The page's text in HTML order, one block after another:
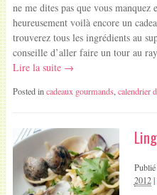
ne me dites pas que vous manquez
heureusement voilà encore un
trouverez tous les ingrédients au
conseille d’aller faire un tour au
Lire la suite →
Posted incadeaux gourmands, calendrier
2012|